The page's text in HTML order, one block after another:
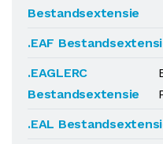
Bestandsextensie
.EAF
.EAGLERC
Bestandsextensie
.EAL